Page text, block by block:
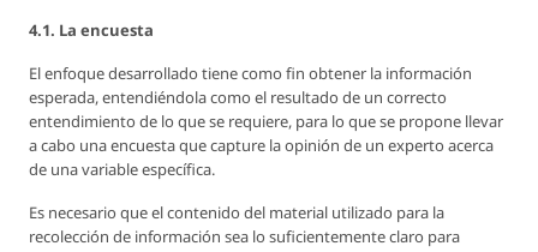
4.1. La encuesta
El enfoque desarrollado tiene como fin obtener la información
esperada, entendiéndola como el resultado de un correcto
entendimiento de lo que se requiere, para lo que se propone llevar
a cabo una encuesta que capture la opinión de un experto acerca
de una variable específica.
Es necesario que el contenido del material utilizado para la
recolección de información sea lo suficientemente claro para